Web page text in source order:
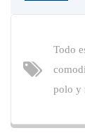
Todo
polo y